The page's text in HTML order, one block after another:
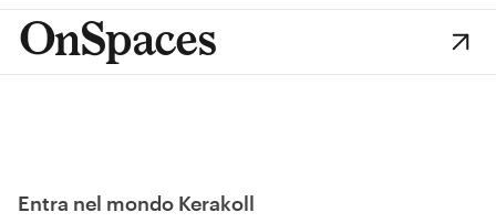
OnSpaces
Entra nel mondo Kerakoll